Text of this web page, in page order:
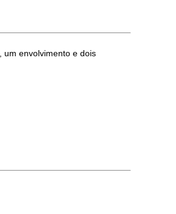
um envolvimento e dois